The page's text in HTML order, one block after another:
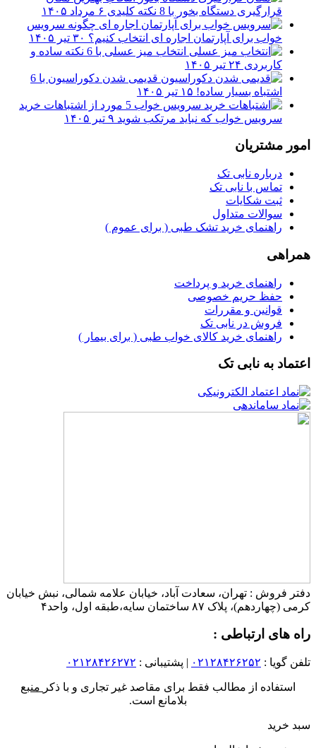
قرارگیری دستگاه بخور با 8 نکته کلیدی
۶ مرداد ۱۴۰۵
چگونه سرویس
خواب برای آپارتمان اجاره ای انتخاب کنیم؟ ۳۰ تیر ۱۴۰۵
انتخاب میز عسلی با 6 نکته ساده و
کاربردی ۲۴ تیر ۱۴۰۵
قدیمی شدن دکوراسیون با 6
اشتباه بسیار ساده! ۱۵ تیر ۱۴۰۵
5 مورد از اشتباهات خرید
سرویس خواب که نباید مرتکب شوید ۹ تیر ۱۴۰۵
امور مشتریان
درباره نابی تک
تماس با نابی تک
ثبت شکایات
سوالات متداول
راهنمای خرید تشک طبی ( برای عموم )
همراهی
راهنمای خرید و پرداخت
حفظ حریم خصوصی
قوانین و مقررات
فروش در نابی تک
راهنمای خرید کالای خواب طبی ( برای بیمار )
اعتماد به نابی تک
دفتر فروش : تهران، سعادت آباد، خیابان علامه شمالی، نبش خیابان
کرمی (چهاردهم)، پلاک ۸۷ ساختمان سایه،طبقه اول، واحد۴
راه های ارتباطی :
تلفن گویا : ۰۲۱۲۸۴۲۶۲۵۲ | پشتیبانی : ۰۲۱۲۸۴۲۶۲۷۲
استفاده از مطالب فقط برای مقاصد غیر تجاری و با ذکر منبع
بلامانع است.
سبد خرید